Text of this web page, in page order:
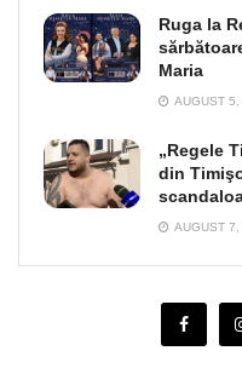
Ruga la
Maria
AUGUST
„Regele
din
AUGUST